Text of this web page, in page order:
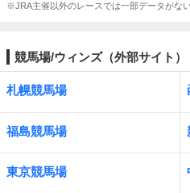
※JRA主催以外のレースでは一部データがな
競馬場/ウィンズ（外部サイト）
札幌競馬場
福島競馬場
東京競馬場